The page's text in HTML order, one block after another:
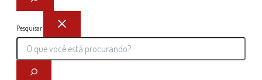
Pesquisar